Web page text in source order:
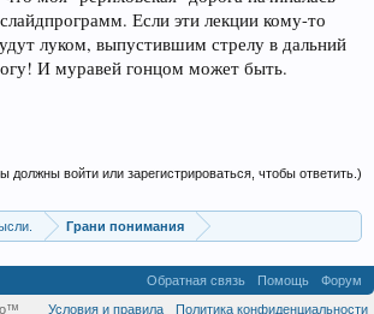
Если эти лекции кому-то
луком, выпустившим стрелу в дальний
И муравей гонцом может быть.
должны войти или зарегистрироваться, чтобы ответить.)
Грани понимания
Обратная связь Помощь
Форум
Условия и правила
Политика конфиденциальности